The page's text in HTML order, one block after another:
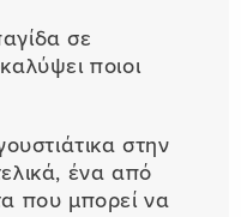
σε
ποιοι
στην
ένα από
που μπορεί να